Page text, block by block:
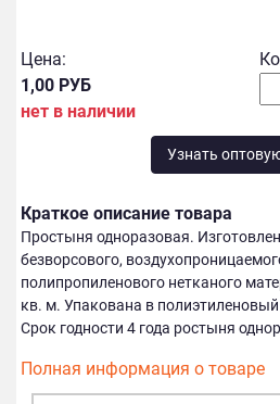
Цена:
1,00 РУБ
нет в наличии
Узнать
Краткое описание товара
Простыня одноразовая.
безворсового,
полипропиленового нетканого
кв. м. Упакована в
Срок годности 4 года ростыня
Полная информация о товаре